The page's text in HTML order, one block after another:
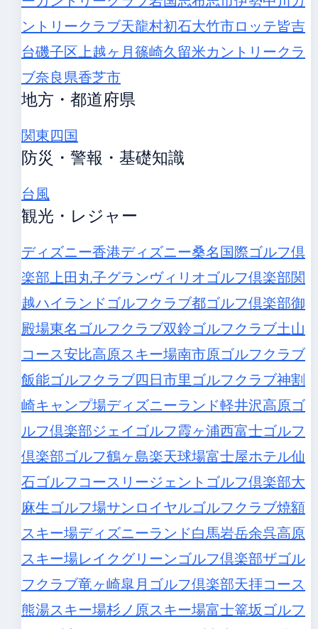
ントリークラブ天龍村初石大竹市ロッテ皆吉
台磯子区上越ヶ月篠崎久留米カントリークラ
ブ奈良県香芝市
地方・都道府県
関東四国
防災・警報・基礎知識
台風
観光・レジャー
ディズニー香港ディズニー桑名国際ゴルフ倶
楽部上田丸子グランヴィリオゴルフ倶楽部関
越ハイランドゴルフクラブ都ゴルフ倶楽部御
殿場東名ゴルフクラブ双鈴ゴルフクラブ土山
コース安比高原スキー場南市原ゴルフクラブ
飯能ゴルフクラブ四日市里ゴルフクラブ神割
崎キャンプ場ディズニーランド軽井沢高原ゴ
ルフ倶楽部ジェイゴルフ霞ヶ浦西富士ゴルフ
倶楽部ゴルフ鶴ヶ島楽天球場富士屋ホテル仙
石ゴルフコース リージェントゴルフ倶楽部大
麻生ゴルフ場サンロイヤルゴルフクラブ焼額
スキー場ディズニーランド白馬岩岳余呉高原
スキー場レイクグリーンゴルフ倶楽部ザゴル
フクラブ竜ヶ崎皐月ゴルフ倶楽部天拝コース
熊湯スキー場杉ノ原スキー場富士篭坂ゴルフ